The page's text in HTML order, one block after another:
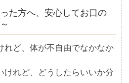
た方へ、安心してお口の
れど、体が不自由でなかなか
けれど、どうしたらいいか分